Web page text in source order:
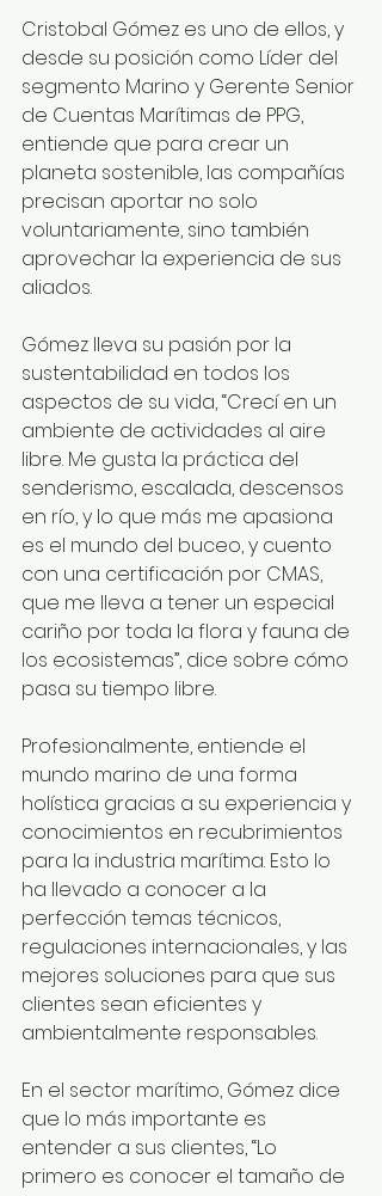
Cristobal Gómez es uno de ellos, y
desde su posición como Líder del
segmento Marino y Gerente Senior
de Cuentas Marítimas de PPG,
entiende que para crear un
planeta sostenible, las compañías
precisan aportar no solo
voluntariamente, sino también
aprovechar la experiencia de sus
aliados.
Gómez lleva su pasión por la
sustentabilidad en todos los
aspectos de su vida, “Crecí en un
ambiente de actividades al aire
libre. Me gusta la práctica del
senderismo, escalada, descensos
en río, y lo que más me apasiona
es el mundo del buceo, y cuento
con una certificación por CMAS,
que me lleva a tener un especial
cariño por toda la flora y fauna de
los ecosistemas”, dice sobre cómo
pasa su tiempo libre.
Profesionalmente, entiende el
mundo marino de una forma
holística gracias a su experiencia y
conocimientos en recubrimientos
para la industria marítima. Esto lo
ha llevado a conocer a la
perfección temas técnicos,
regulaciones internacionales, y las
mejores soluciones para que sus
clientes sean eficientes y
ambientalmente responsables.
En el sector marítimo, Gómez dice
que lo más importante es
entender a sus clientes, “Lo
primero es conocer el tamaño de